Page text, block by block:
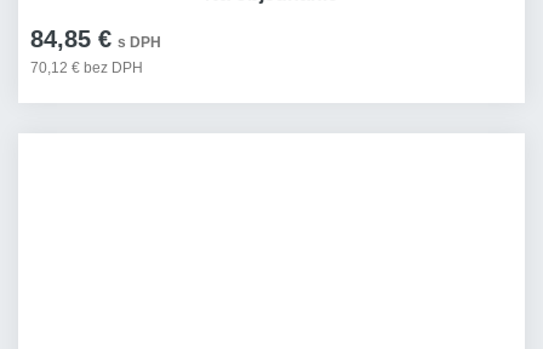
84,85 € s DPH
70,12 € bez DPH